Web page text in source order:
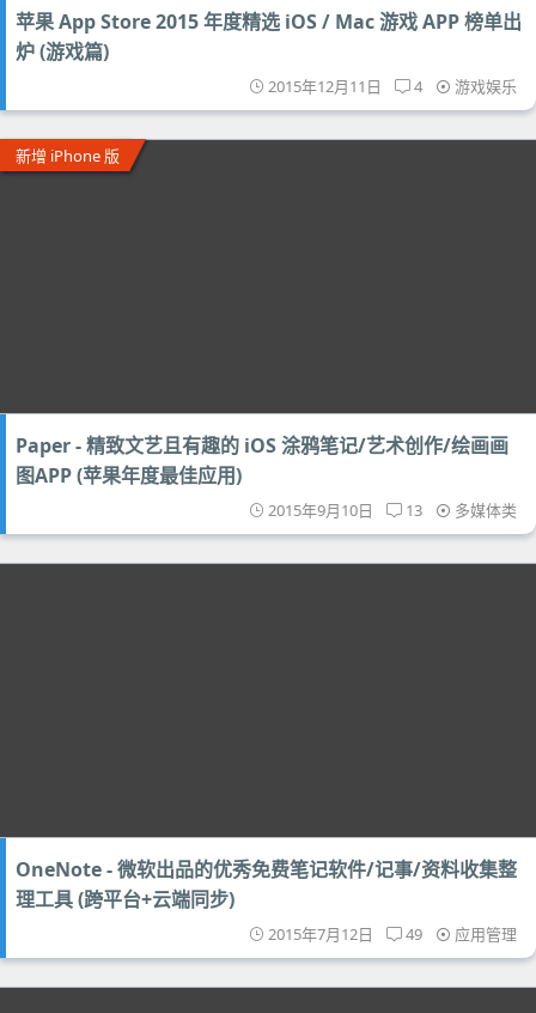
苹果 App Store 2015 年度精选 iOS / Mac 游戏 APP 榜单出
炉 (游戏篇)
2015年12月11日 4 游戏娱乐
新增 iPhone 版
Paper - 精致文艺且有趣的 iOS 涂鸦笔记/艺术创作/绘画画
图APP (苹果年度最佳应用)
2015年9月10日 13 多媒体类
OneNote - 微软出品的优秀免费笔记软件/记事/资料收集整
理工具 (跨平台+云端同步)
2015年7月12日 49 应用管理